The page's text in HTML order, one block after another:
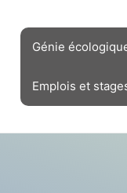
Génie
Emplois et